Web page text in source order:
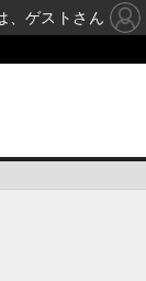
、ゲストさん